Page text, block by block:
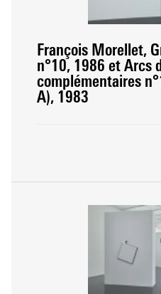
François Morellet,
n°10, 1986 et Arcs
complémentaires
A), 1983